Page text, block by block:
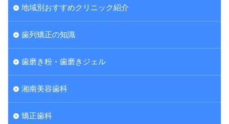
地域別おすすめクリニック紹介
歯列矯正の知識
歯磨き粉・歯磨きジェル
湘南美容歯科
矯正歯科